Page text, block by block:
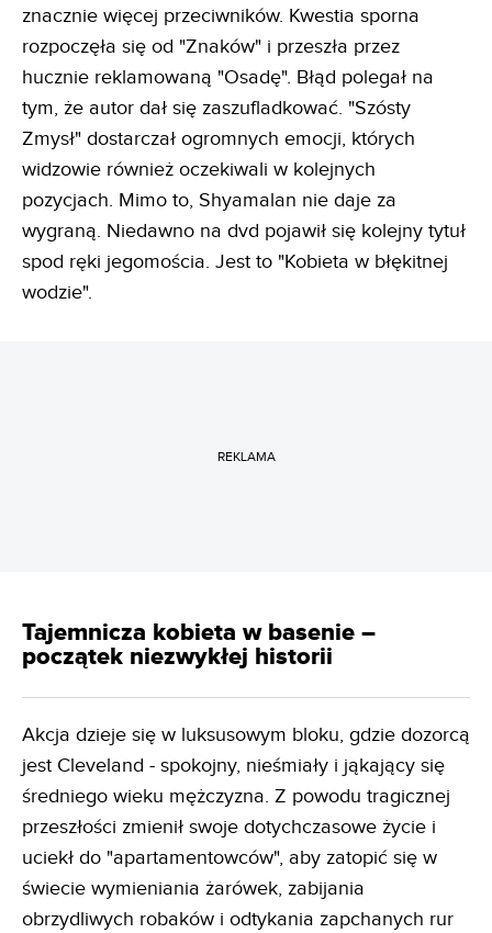
znacznie więcej przeciwników. Kwestia sporna
rozpoczęła się od "Znaków" i przeszła przez
hucznie reklamowaną "Osadę". Błąd polegał na
tym, że autor dał się zaszufladkować. "Szósty
Zmysł" dostarczał ogromnych emocji, których
widzowie również oczekiwali w kolejnych
pozycjach. Mimo to, Shyamalan nie daje za
wygraną. Niedawno na dvd pojawił się kolejny tytuł
spod ręki jegomościa. Jest to "Kobieta w błękitnej
wodzie".
REKLAMA
Tajemnicza kobieta w basenie –
początek niezwykłej historii
Akcja dzieje się w luksusowym bloku, gdzie dozorcą
jest Cleveland - spokojny, nieśmiały i jąkający się
średniego wieku mężczyzna. Z powodu tragicznej
przeszłości zmienił swoje dotychczasowe życie i
uciekł do "apartamentowców", aby zatopić się w
świecie wymieniania żarówek, zabijania
obrzydliwych robaków i odtykania zapchanych rur